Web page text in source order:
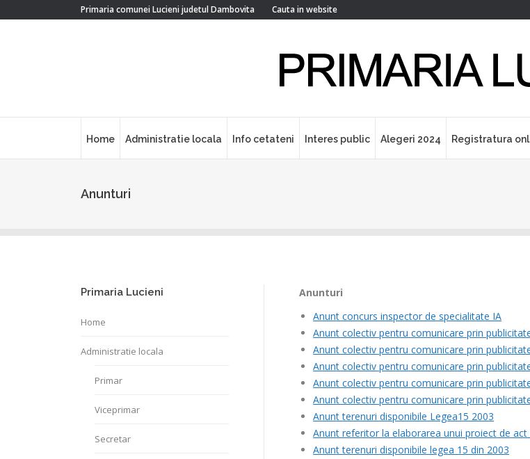
Primaria comunei Lucieni judetul Dambovita Search:
Cauta in website
Home Administratie locala Info cetateni Interes public Alegeri 2024 Registratura
Anunturi
Anunturi
Anunt concurs inspector de specialitate IA
Anunt colectiv pentru comunicare prin
Anunt colectiv pentru comunicare prin
Anunt colectiv pentru comunicare prin
Anunt colectiv pentru comunicare prin
Anunt colectiv pentru comunicare prin
Anunt terenuri disponibile Legea15 2003
Anunt referitor la elaborarea unui proiect de
Anunt terenuri disponibile legea 15 din 2003
Primaria Lucieni
Home
Administratie locala
Primar
Viceprimar
Secretar